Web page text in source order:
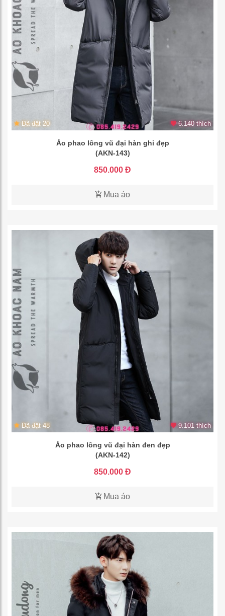
Đã đặt 20 6.140 thích
Áo phao lông vũ đại hàn ghi đẹp
(AKN-143)
850.000 Đ
Mua áo
Đã đặt 48 9.101 thích
Áo phao lông vũ đại hàn đen đẹp
(AKN-142)
850.000 Đ
Mua áo